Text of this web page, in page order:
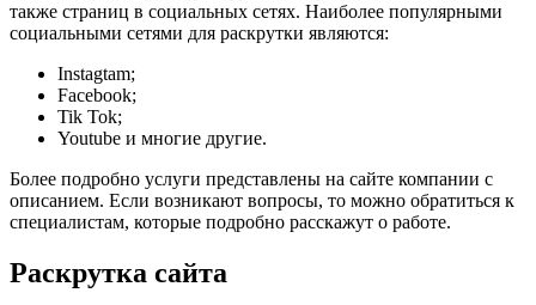
также страниц в социальных сетях. Наиболее популярными
социальными сетями для раскрутки являются:
Instagtam;
Facebook;
Tik Tok;
Youtube и многие другие.
Более подробно услуги представлены на сайте компании с
описанием. Если возникают вопросы, то можно обратиться к
специалистам, которые подробно расскажут о работе.
Раскрутка сайта